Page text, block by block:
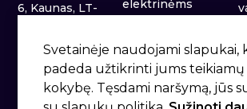
6, Kaunas, LT-
elektrinėms
Svetainėje naudojami slapukai,
padeda užtikrinti jums
kokybę. Tęsdami naršymą, jūs